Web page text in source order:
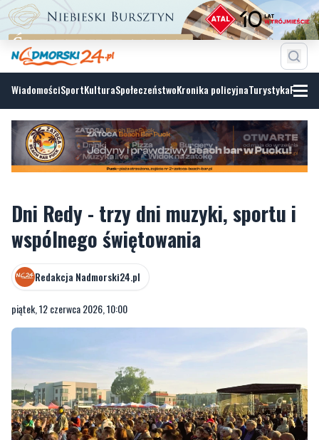
WiadomościSportKulturaSpołeczeństwoKronika policyjnaTurystyka
Dni Redy - trzy dni muzyki, sportu i
Redakcja Nadmorski24.pl
FOT. ARCHIWUM TTM